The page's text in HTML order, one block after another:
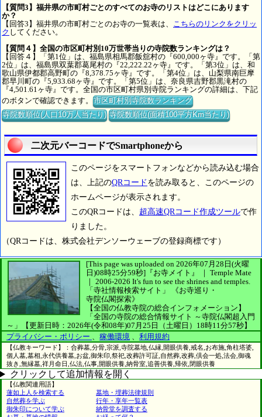
【質問3】福井県の市町村ごとのすべてのお寺のリストはどこにあります
か？
【回答3】福井県の市町村ごとのお寺の一覧表は、 こちらのリンクをクリッ
ク してください。
【質問４】全国の市区町村別10万世帯当りの寺院数ランキングは？
【回答４】「第1位」は、福島県相馬郡飯舘村の『600,000ヶ寺』です。「第
2位」は、福島県双葉郡葛尾村の『22,222.22ヶ寺』です。「第3位」は、和
歌山県伊都郡高野町の『8,378.75ヶ寺』です。「第4位」は、山梨県南巨摩
郡早川町の『5,933.68ヶ寺』です。「第5位」は、奈良県吉野郡黒滝村の
『4,501.61ヶ寺』です。全国の市区町村県別寺院ランキングの詳細は、下記
のボタンで確認できます。市区町村別寺院数ランキング
寺院数順位(人口10万人当たり) 寺院数順位(面積100平方Km当たり)
二次元バーコードでSmartphoneから
このページをスマートフォンなどから読み込む場合
は、上記のQRコード を読み取ると、このページの
ホームページが表示されます。
このQRコードは、 超高速QRコード作成ツールで作
りました。
（QRコードは、株式会社デンソーウェーブの登録商標です）
[This page was uploaded on 2026年07月28日(火曜
日)08時25分59秒] 『お寺メイト』 ｜ Temple Mate
｜ 2006-2026 It's fun to see the shrines and temples.
「寺社情報検索サイト」
《お寺巡り・
寺院仏閣探索》
【全国の仏教寺院の総合インフォメーション】
「全国の寺院の総合情報サイト ～寺院仏閣超入門
～」
【更新日時：2026年(令和08年)07月25日（土曜日）18時11分57秒】
プライバシー・ポリシー 、 稼働環境 、 利用規約
【仏教キーワード】：合葬墓,分骨,宗派,寺院墓地,仏縁,開眼供養,戒名,お布施,角柱塔婆,
個人墓,墓相,永代供養墓,お盆,御朱印,祭祀,改葬許可証,自然葬,改葬,倶会一処,法会,御魂
抜き,無縁墓,祥月命日,仏法,仏事,開眼供養,納骨室,追善供養,帰依,閉眼供養
クリックして追加情報を開く
【仏教関連用語】
蓮如上人を検索する
墓地・埋葬法律規則
自然葬を学ぶ
行年・享年一覧表
御朱印について学ぶ
納骨堂を調査する